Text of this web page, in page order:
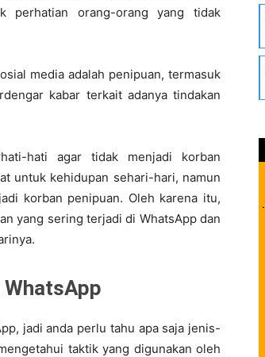
perhatian orang-orang yang tidak
media adalah penipuan, termasuk
kabar terkait adanya tindakan
hati agar tidak menjadi korban
untuk kehidupan sehari-hari, namun
korban penipuan. Oleh karena itu,
yang sering terjadi di WhatsApp dan
WhatsApp
jadi anda perlu tahu apa saja jenis-
taktik yang digunakan oleh